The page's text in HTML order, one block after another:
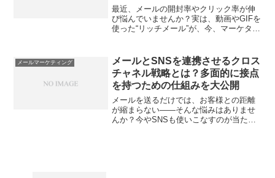
最近、メールの開封率やクリック率が伸
び悩んでいませんか？実は、動画やGIFを
使った“リッチメール”が、今、マーケター
ば良いのか、イメージが湧かない人も多
いはず。この記事...
メールマーケティング
メールとSNSを連携させるクロス
チャネル戦略とは？多面的に接点
を持つための仕組みを大公開
メールを送るだけでは、お客様との距離
が縮まらない――そんな悩みはありませ
んか？今やSNSも使いこなすのが当たり